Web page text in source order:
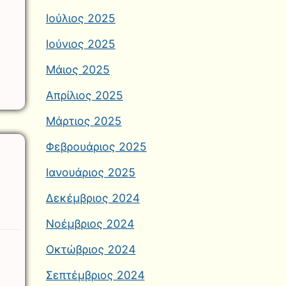
Ιούλιος 2025
Ιούνιος 2025
Μάιος 2025
Απρίλιος 2025
Μάρτιος 2025
Φεβρουάριος 2025
Ιανουάριος 2025
Δεκέμβριος 2024
Νοέμβριος 2024
Οκτώβριος 2024
Σεπτέμβριος 2024